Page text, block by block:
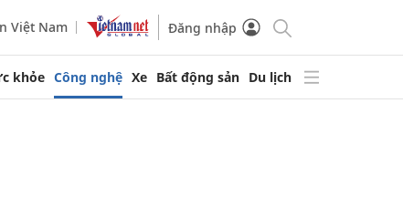
Việt Nam Đăng nhập
khỏe Công nghệ Xe Bất động sản Du lịch